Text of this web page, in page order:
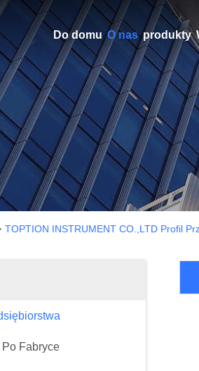
Do domu O nas produkty
TOPTION INSTRUMENT CO.,LTD Profil
Fabryce